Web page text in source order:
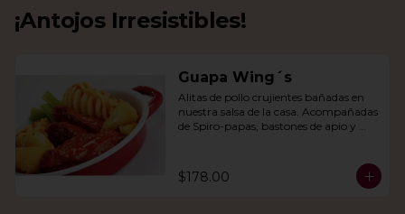
¡Antojos Irresistibles!
Guapa Wing´s
Alitas de pollo crujientes bañadas en
nuestra salsa de la casa. Acompañadas
de Spiro-papas, bastones de apio y
$178.00